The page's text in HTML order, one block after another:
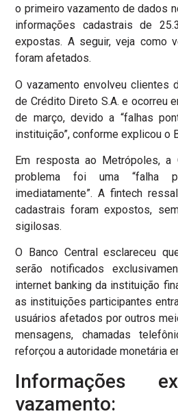
o primeiro vazamento de dados
informações cadastrais de
expostas. A seguir, veja como
foram afetados.
O vazamento envolveu clientes
de Crédito Direto S.A. e ocorreu
de março, devido a “falhas
instituição”, conforme explicou o
Em resposta ao Metrópoles, a
problema foi uma “falha
imediatamente”. A fintech
cadastrais foram expostos,
sigilosas.
O Banco Central esclareceu
serão notificados
internet banking da instituição
as instituições participantes
usuários afetados por outros
mensagens, chamadas
reforçou a autoridade monetária
Informações
vazamento: